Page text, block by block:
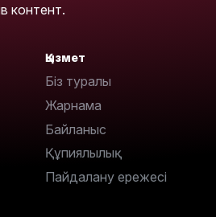
контент.
Қызмет
Біз туралы
Жарнама
Байланыс
Құпиялылық
Пайдалану ережесі